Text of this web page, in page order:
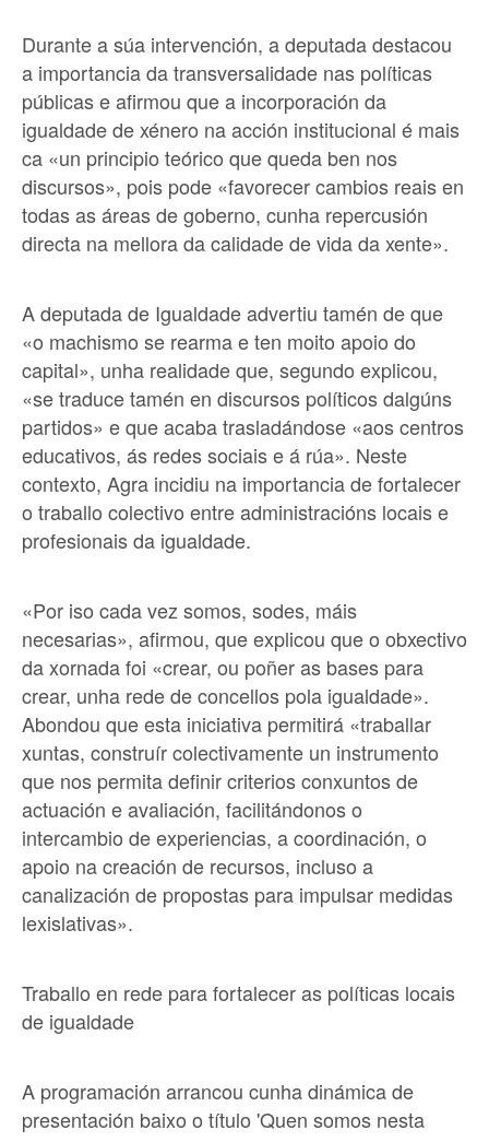
Durante a súa intervención, a deputada destacou
a importancia da transversalidade nas políticas
públicas e afirmou que a incorporación da
igualdade de xénero na acción institucional é mais
ca «un principio teórico que queda ben nos
discursos», pois pode «favorecer cambios reais en
todas as áreas de goberno, cunha repercusión
directa na mellora da calidade de vida da xente».
A deputada de Igualdade advertiu tamén de que
«o machismo se rearma e ten moito apoio do
capital», unha realidade que, segundo explicou,
«se traduce tamén en discursos políticos dalgúns
partidos» e que acaba trasladándose «aos centros
educativos, ás redes sociais e á rúa». Neste
contexto, Agra incidiu na importancia de fortalecer
o traballo colectivo entre administracións locais e
profesionais da igualdade.
«Por iso cada vez somos, sodes, máis
necesarias», afirmou, que explicou que o obxectivo
da xornada foi «crear, ou poñer as bases para
crear, unha rede de concellos pola igualdade».
Abondou que esta iniciativa permitirá «traballar
xuntas, construír colectivamente un instrumento
que nos permita definir criterios conxuntos de
actuación e avaliación, facilitándonos o
intercambio de experiencias, a coordinación, o
apoio na creación de recursos, incluso a
canalización de propostas para impulsar medidas
lexislativas».
Traballo en rede para fortalecer as políticas locais
de igualdade
A programación arrancou cunha dinámica de
presentación baixo o título 'Quen somos nesta